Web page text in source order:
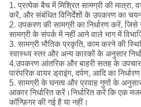
1. प्रत्येक बैच में मिश्रित सामग्री की मात्रा,
करें, और संबंधित विनिर्देशों के उपकरण का
2. उपकरण की सामग्री का निर्धारण करें,
सामग्री के संपर्क में नहीं आने वाले भाग में
3. सामग्री भौतिक प्रकृति, काम करने की
स्वास्थ्य स्तर और अन्य कारकों के अनुसार
4.उपकरण आंतरिक और बाहरी सतह के
पारंपरिक वायर ड्राइंग, दर्पण, आदि का
5. सामग्री के घनत्व और प्रवाह गुणों के
आकार निर्धारित करें।निर्धारित करें कि एक
कॉन्फ़िगर की गई है या नहीं।